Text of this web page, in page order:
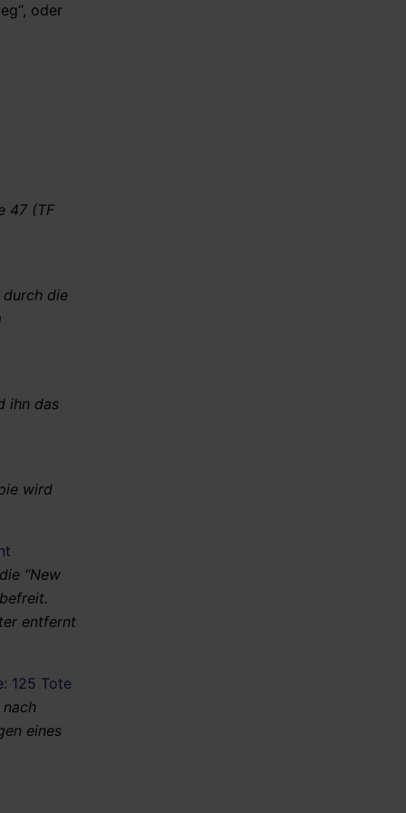
oder
47 (TF
durch die
ihn das
wird
“New
entfernt
125 Tote
eines